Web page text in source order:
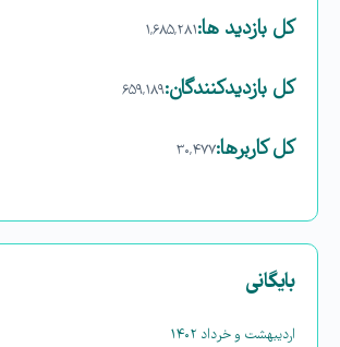
کل بازدید ها:۱,۶۸۵,۲۸۱
کل بازدیدکنند‌گان:۶۵۹,۱۸۹
کل کاربرها:۳۰,۴۷۷
بایگانی
اردیبهشت و خرداد ۱۴۰۲